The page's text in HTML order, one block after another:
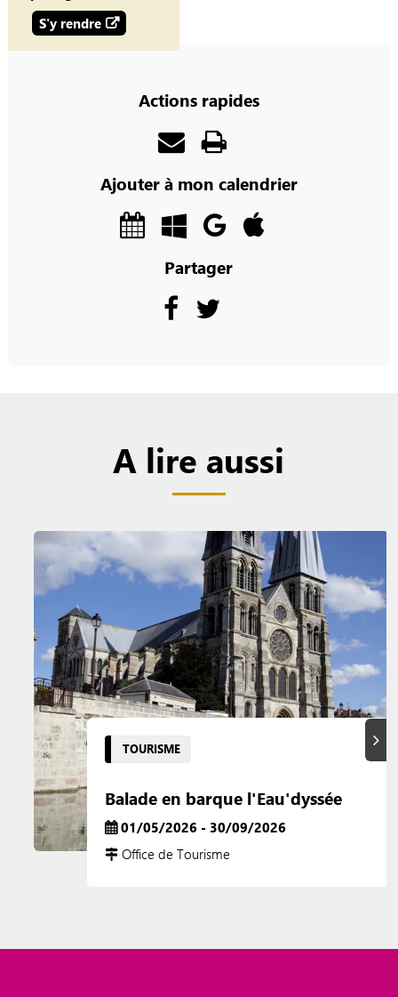
S'y rendre
Actions rapides
Ajouter à mon calendrier
Partager
A lire aussi
TOURISME
Balade en barque l'Eau'dyssée
01/05/2026 - 30/09/2026
Office de Tourisme